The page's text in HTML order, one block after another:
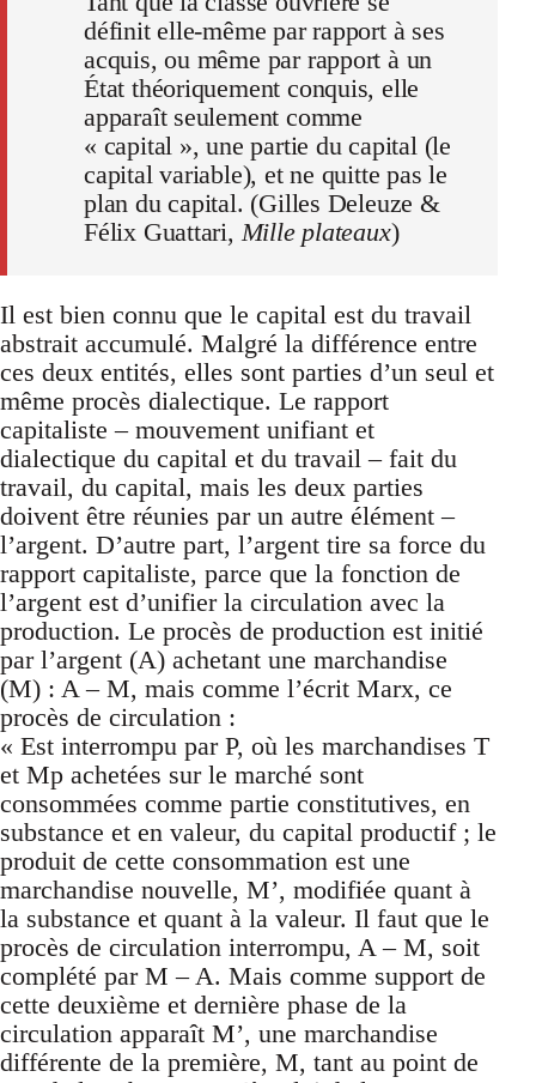
définit elle-même par rapport à ses
acquis, ou même par rapport à un
État théoriquement conquis, elle
apparaît seulement comme
« capital », une partie du capital (le
capital variable), et ne quitte pas le
plan du capital. (Gilles Deleuze &
Félix Guattari,Mille plateaux)
Il est bien connu que le capital est du travail
abstrait accumulé. Malgré la différence entre
ces deux entités, elles sont parties d’un seul et
même procès dialectique. Le rapport
capitaliste – mouvement unifiant et
dialectique du capital et du travail – fait du
travail, du capital, mais les deux parties
doivent être réunies par un autre élément –
l’argent. D’autre part, l’argent tire sa force du
rapport capitaliste, parce que la fonction de
l’argent est d’unifier la circulation avec la
production. Le procès de production est initié
par l’argent (A) achetant une marchandise
(M) : A – M, mais comme l’écrit Marx, ce
procès de circulation :
« Est interrompu par P, où les marchandises T
et Mp achetées sur le marché sont
consommées comme partie constitutives, en
substance et en valeur, du capital productif ; le
produit de cette consommation est une
marchandise nouvelle, M’, modifiée quant à
la substance et quant à la valeur. Il faut que le
procès de circulation interrompu, A – M, soit
complété par M – A. Mais comme support de
cette deuxième et dernière phase de la
circulation apparaît M’, une marchandise
différente de la première, M, tant au point de